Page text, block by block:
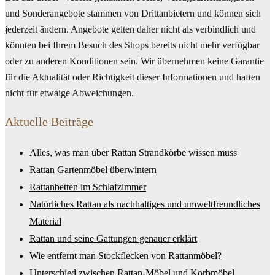
und Sonderangebote stammen von Drittanbietern und können sich
jederzeit ändern. Angebote gelten daher nicht als verbindlich und
könnten bei Ihrem Besuch des Shops bereits nicht mehr verfügbar
oder zu anderen Konditionen sein. Wir übernehmen keine Garantie
für die Aktualität oder Richtigkeit dieser Informationen und haften
nicht für etwaige Abweichungen.
Aktuelle Beiträge
Alles, was man über Rattan Strandkörbe wissen muss
Rattan Gartenmöbel überwintern
Rattanbetten im Schlafzimmer
Natürliches Rattan als nachhaltiges und umweltfreundliches
Material
Rattan und seine Gattungen genauer erklärt
Wie entfernt man Stockflecken von Rattanmöbel?
Unterschied zwischen Rattan-Möbel und Korbmöbel